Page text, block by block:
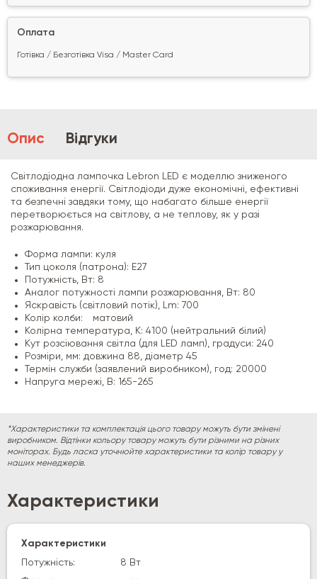
Оплата
Готівка / Безготівка Visa / Master Card
Опис Відгуки
Світлодіодна лампочка Lebron LED є моделлю зниженого
споживання енергії. Світлодіоди дуже економічні, ефективні
та безпечні завдяки тому, що набагато більше енергії
перетворюється на світлову, а не теплову, як у разі
розжарювання.
Форма лампи: куля
Тип цоколя (патрона): E27
Потужність, Вт: 8
Аналог потужності лампи розжарювання, Вт: 80
Яскравість (світловий потік), Lm: 700
Колір колби:
матовий
Колірна температура, К: 4100 (нейтральний білий)
Кут розсіювання світла (для LED ламп), градуси: 240
Розміри, мм: довжина 88, діаметр 45
Термін служби (заявлений виробником), год: 20000
Напруга мережі, В: 165-265
*Характеристики та комплектація цього товару можуть бути змінені
виробником. Відтінки кольору товару можуть бути різними на різних
моніторах. Будь ласка уточнюйте характеристики та колір товару у
наших менеджерів.
Характеристики
Характеристики
Потужність:
8 Вт